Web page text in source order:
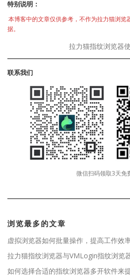
特别说明：
本博客中的文章仅供参考，不作为拉力猫浏览
据。
拉力猫指纹浏览器
联系我们
微信扫码领取3天免
浏览最多的文章
虚拟浏览器如何批量操作，提高工作效
拉力猫指纹浏览器与VMLogin指纹浏览
如何选择合适的指纹浏览器多开软件来